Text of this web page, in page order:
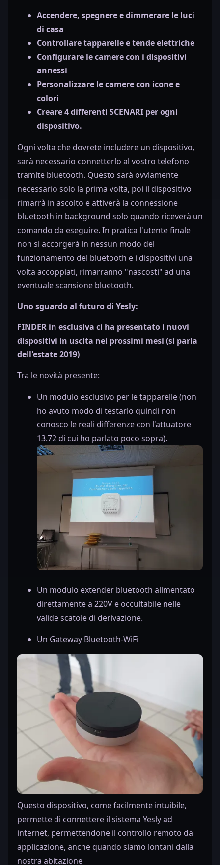
Accendere, spegnere e dimmerare le luci
di casa
Controllare tapparelle e tende elettriche
Configurare le camere con i dispositivi
annessi
Personalizzare le camere con icone e
colori
Creare 4 differenti SCENARI per ogni
dispositivo.
Ogni volta che dovrete includere un dispositivo,
sarà necessario connetterlo al vostro telefono
tramite bluetooth. Questo sarà ovviamente
necessario solo la prima volta, poi il dispositivo
rimarrà in ascolto e attiverà la connessione
bluetooth in background solo quando riceverà un
comando da eseguire. In pratica l'utente finale
non si accorgerà in nessun modo del
funzionamento del bluetooth e i dispositivi una
volta accoppiati, rimarranno "nascosti" ad una
eventuale scansione bluetooth.
Uno sguardo al futuro di Yesly:
FINDER in esclusiva ci ha presentato i nuovi
dispositivi in uscita nei prossimi mesi (si parla
dell'estate 2019)
Tra le novità presente:
Un modulo esclusivo per le tapparelle (non
ho avuto modo di testarlo quindi non
conosco le reali differenze con l'attuatore
13.72 di cui ho parlato poco sopra).
Un modulo extender bluetooth alimentato
direttamente a 220V e occultabile nelle
valide scatole di derivazione.
Un Gateway Bluetooth-WiFi
Questo dispositivo, come facilmente intuibile,
permette di connettere il sistema Yesly ad
internet, permettendone il controllo remoto da
applicazione, anche quando siamo lontani dalla
nostra abitazione